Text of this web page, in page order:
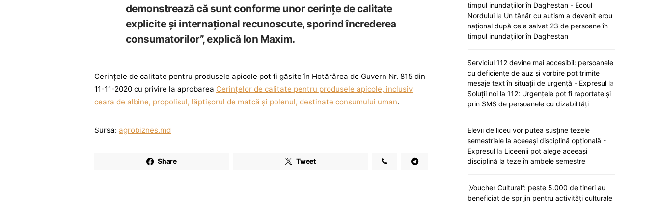
demonstrează că sunt conforme unor cerințe de calitate
explicite și internațional recunoscute, sporind încrederea
consumatorilor”, explică Ion Maxim.
Cerințele de calitate pentru produsele apicole pot fi găsite în Hotărârea de Guvern Nr. 815 din
11-11-2020 cu privire la aprobarea Cerințelor de calitate pentru produsele apicole, inclusiv
ceara de albine, propolisul, lăptișorul de matcă și polenul, destinate consumului uman.
Sursa: agrobiznes.md
Share Tweet
timpul inundațiilor în Daghestan - Ecoul
Nordului la Un tânăr cu autism a devenit erou
național după ce a salvat 23 de persoane în
timpul inundațiilor în Daghestan
Serviciul 112 devine mai accesibil: persoanele
cu deficiențe de auz și vorbire pot trimite
mesaje text în situații de urgență - Expresul la
Soluții noi la 112: Urgențele pot fi raportate și
prin SMS de persoanele cu dizabilități
Elevii de liceu vor putea susține tezele
semestriale la aceeași disciplină opțională -
Expresul la Liceenii pot alege aceeași
disciplină la teze în ambele semestre
„Voucher Cultural”: peste 5.000 de tineri au
beneficiat de sprijin pentru activități culturale